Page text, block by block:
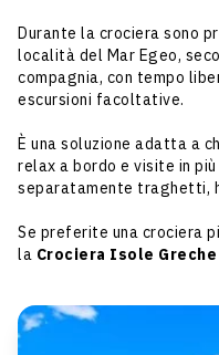
Durante la crociera sono
località del Mar Egeo,
compagnia, con tempo
escursioni facoltative.
È una soluzione adatta a
relax a bordo e visite in
separatamente traghetti,
Se preferite una crociera
la Crociera Isole